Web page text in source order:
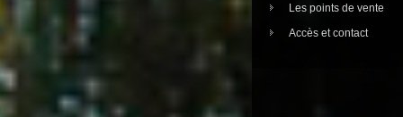
Les points de vente
Accès et contact